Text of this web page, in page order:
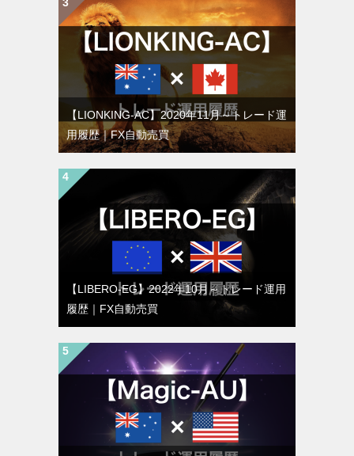
【LIONKING-AC】2020年11月～トレード運
用履歴｜FX自動売買
【LIBERO-EG】2022年10月～トレード運用
履歴｜FX自動売買